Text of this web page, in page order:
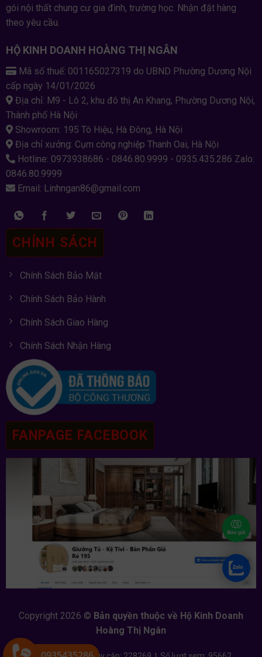
gói nội thất chung cư gia đình, trường học. Nhận đặt hàng
theo yêu cầu.
HỘ KINH DOANH HOÀNG THỊ NGÂN
Mã số thuế: 001165027319 do UBND Phường Dương Nội
cấp ngày 14/01/2026
Địa chỉ: M9 - Lô 2, khu đô thị An Khang, Phường Dương Nội,
Thành phố Hà Nội
Showroom: 195 Tô Hiệu, Hà Đông, Hà Nội
Địa chỉ xưởng: Cụm công nghiệp Thanh Oai, Hà Nội
Hotline: 0973938686 - 0846.80.9999 - 0935.435.286 Zalo:
0846.80.9999
Email: Linhngan86@gmail.com
CHÍNH SÁCH
Chính Sách Bảo Mật
Chính Sách Bảo Hành
Chính Sách Giao Hàng
Chính Sách Nhận Hàng
FANPAGE FACEBOOK
Copyright 2026 © Bản quyền thuộc về Hộ Kinh Doanh
Hoàng Thị Ngân